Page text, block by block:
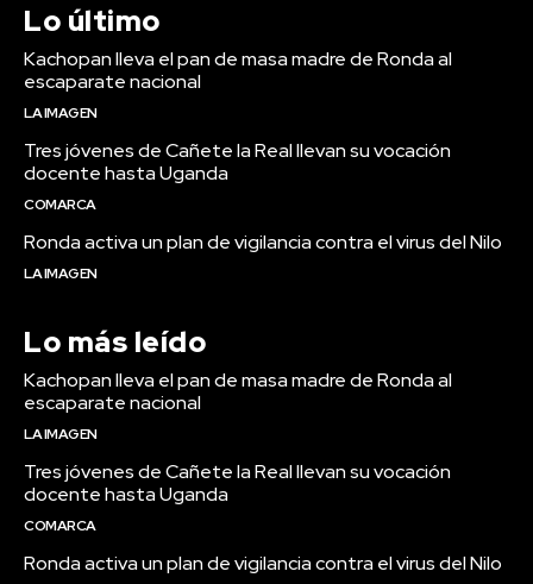
Lo último
Kachopan lleva el pan de masa madre de Ronda al
escaparate nacional
LA IMAGEN
Tres jóvenes de Cañete la Real llevan su vocación
docente hasta Uganda
COMARCA
Ronda activa un plan de vigilancia contra el virus del Nilo
LA IMAGEN
Lo más leído
Kachopan lleva el pan de masa madre de Ronda al
escaparate nacional
LA IMAGEN
Tres jóvenes de Cañete la Real llevan su vocación
docente hasta Uganda
COMARCA
Ronda activa un plan de vigilancia contra el virus del Nilo